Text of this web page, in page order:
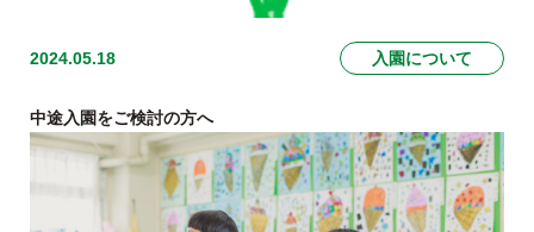
2024.05.18 入園について
中途入園をご検討の方へ